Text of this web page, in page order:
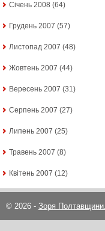
Січень 2008 (64)
Грудень 2007 (57)
Листопад 2007 (48)
Жовтень 2007 (44)
Вересень 2007 (31)
Серпень 2007 (27)
Липень 2007 (25)
Травень 2007 (8)
Квітень 2007 (12)
© 2026 - Зоря Полтавщини.